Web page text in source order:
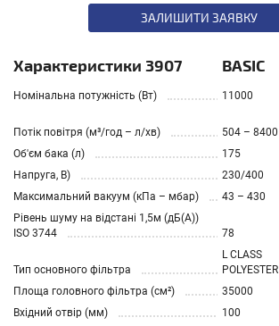
ЗАЛИШИТИ ЗАЯВКУ
Характеристики 3907 BASIC
Номінальна потужність (Вт) 11000
Потік повітря (м³/год – л/хв) 504 – 8400
Об'єм бака (л)
175
Напруга, В)
230/400
Максимальний вакуум (кПа – мбар)
43 – 430
Рівень шуму на відстані 1,5м (дБ(А))
ISO 3744
78
Тип основного фільтра
L CLASS
POLYESTER
Площа головного фільтра (см²)
35000
Вхідний отвір (мм)
100